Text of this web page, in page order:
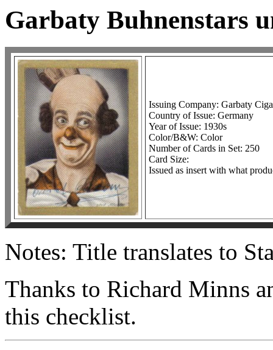
Garbaty Buhnenstars
Issuing Company: Garbaty
Country of Issue: Germany
Year of Issue: 1930s
Color/B&W: Color
Number of Cards in Set: 250
Card Size:
Issued as insert with what
Notes: Title translates to
Thanks to Richard Minns
this checklist.